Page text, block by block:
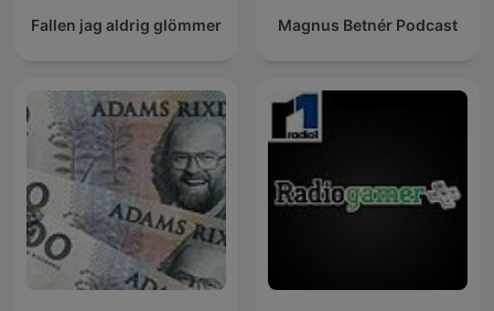
Fallen jag aldrig glömmer Magnus Betnér Podcast